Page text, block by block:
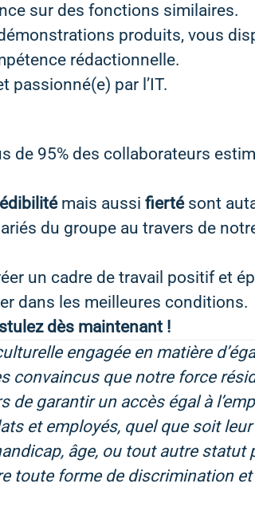
sur des fonctions similaires.
produits, vous
rédactionnelle.
passionné(e) par l’IT.
de 95% des collaborateurs
mais aussi fierté sont
du groupe au travers de
un cadre de travail positif et
dans les meilleures conditions.
dès maintenant !
engagée en matière
convaincus que notre force
de garantir un accès égal à
et employés, quel que soit leur
âge, ou tout autre statut
toute forme de discrimination